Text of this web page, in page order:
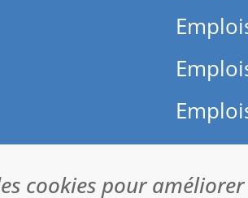
cookies pour améliorer
CG